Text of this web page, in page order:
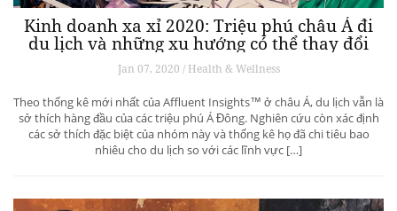
Kinh doanh xa xỉ 2020: Triệu phú châu Á đi
du lịch và những xu hướng có thể thay đổi
ngành du lịch thượng lưu
Jan 07, 2020 / Health & Wellness
Theo thống kê mới nhất của Affluent Insights™ ở châu Á, du lịch vẫn là
sở thích hàng đầu của các triệu phú Á Đông. Nghiên cứu còn xác định
các sở thích đặc biệt của nhóm này và thống kê họ đã chi tiêu bao
nhiêu cho du lịch so với các lĩnh vực […]